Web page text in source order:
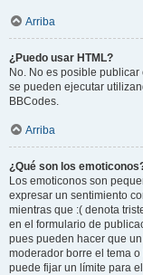
Arriba
¿Puedo usar HTML?
No. No es posible
se pueden ejecutar
BBCodes.
Arriba
¿Qué son los
Los emoticonos son
expresar un sentimiento
mientras que :( denota
en el formulario de
pues pueden hacer que
moderador borre el tema
puede fijar un límite para